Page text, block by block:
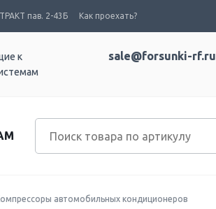
пав. 2-43Б Как проехать?
к
sale@forsunki-rf.ru
автомобильных кондиционеров